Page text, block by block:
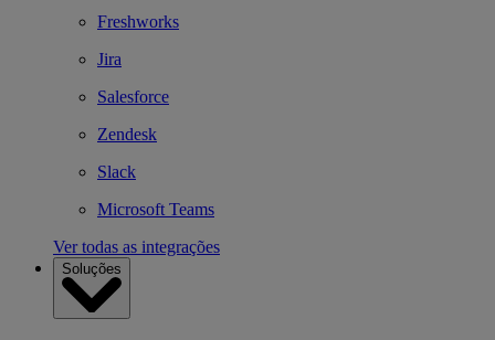
Freshworks
Jira
Salesforce
Zendesk
Slack
Microsoft Teams
Ver todas as integrações
Soluções